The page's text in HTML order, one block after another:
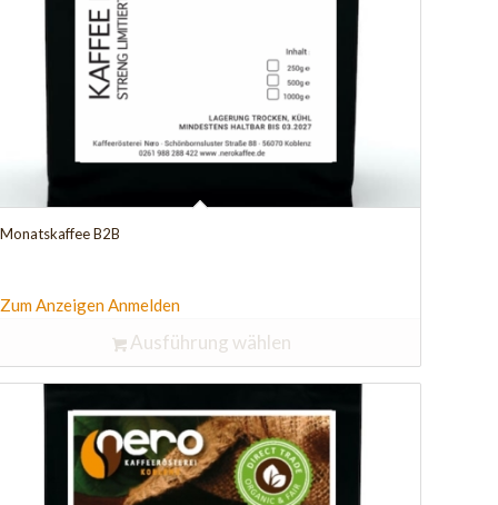
Monatskaffee B2B
Zum Anzeigen Anmelden
Ausführung wählen